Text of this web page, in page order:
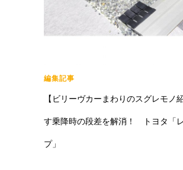
編集記事
【ビリーヴカーまわりのスグレモノ
す乗降時の段差を解消！ トヨタ「
プ」